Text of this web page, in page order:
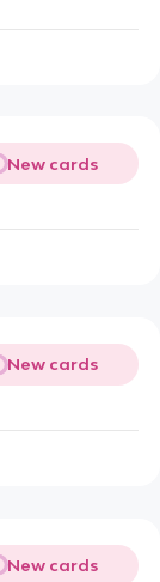
New cards
New cards
New cards